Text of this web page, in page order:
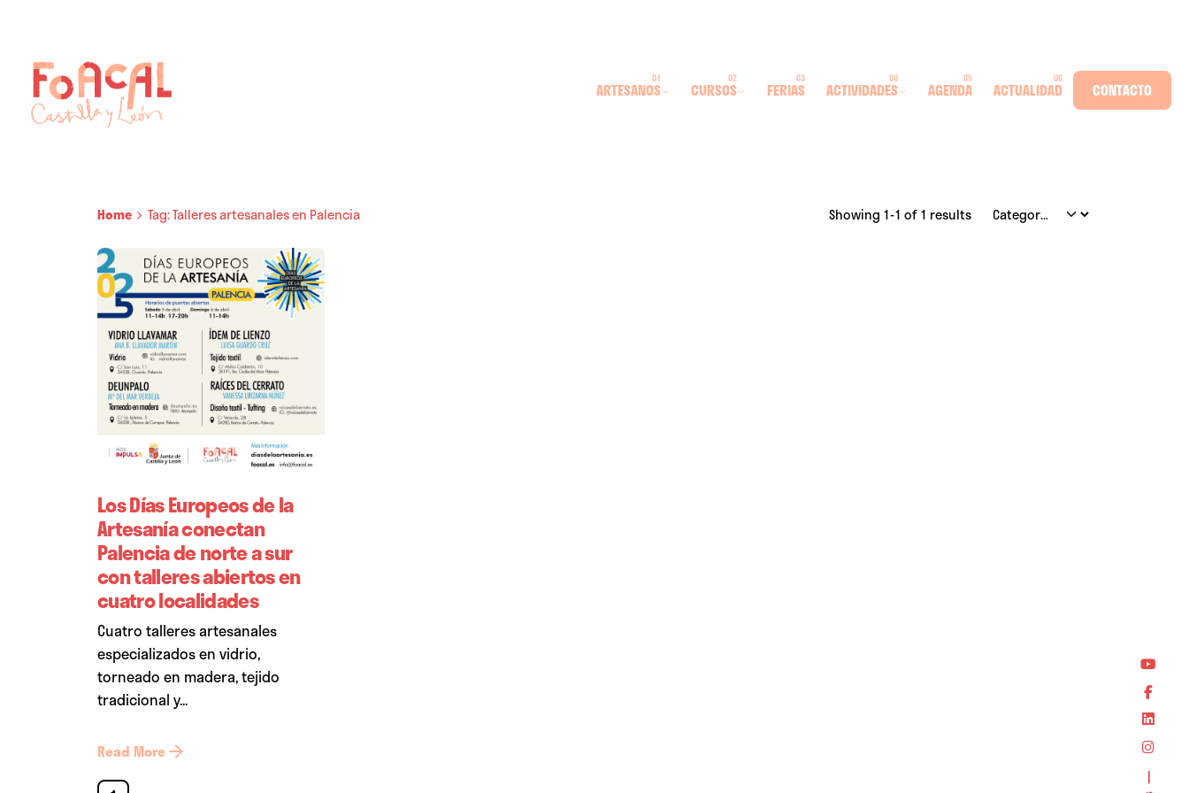
content
ARTESANOS CURSOS FERIAS ACTIVIDADES AGENDA ACTUALIDAD CONTACTO
Home Tag: Talleres artesanales en Palencia Showing 1-1 of 1 results
Los Días Europeos de la
Artesanía conectan
Palencia de norte a sur
con talleres abiertos en
cuatro localidades
Cuatro talleres artesanales
especializados en vidrio,
torneado en madera, tejido
tradicional y...
Read More